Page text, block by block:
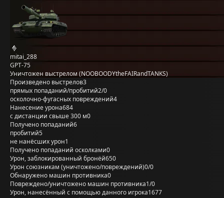
mitai_288
GPT-75
Уничтожен выстрелом (NOOBOODYtheFAIRandTANKS)
Произведено выстрелов3
прямых попаданий/пробитий2/0
осколочно-фугасных повреждений4
Нанесение урона684
с дистанции свыше 300 м0
Получено попаданий6
пробитий5
не нанёсших урон1
Получено попаданий осколками0
Урон, заблокированный бронёй650
Урон союзникам (уничтожено/повреждений)0/0
Обнаружено машин противника0
Повреждено/уничтожено машин противника1/0
Урон, нанесённый с помощью данного игрока1677